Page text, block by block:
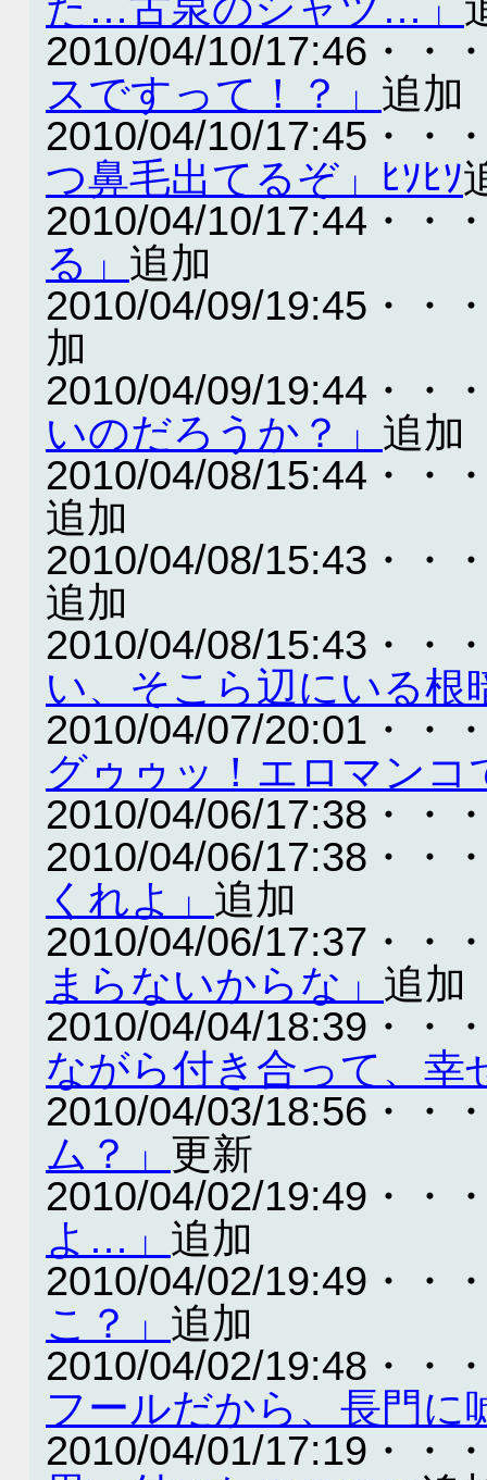
2010/04/10/17:46・・
スですって！？」 追加
2010/04/10/17:45・・
つ鼻毛出てるぞ」ﾋｿﾋｿ
2010/04/10/17:44・・
る」 追加
2010/04/09/19:45・・
加
2010/04/09/19:44・・
いのだろうか？」 追加
2010/04/08/15:44・・
追加
2010/04/08/15:43・・
追加
2010/04/08/15:43・・
い、そこら辺にいる根
2010/04/07/20:01・・
グゥゥッ！エロマン
2010/04/06/17:38・・
2010/04/06/17:38・・
くれよ」 追加
2010/04/06/17:37・・
まらないからな」 追加
2010/04/04/18:39・・
ながら付き合って、
2010/04/03/18:56・・
ム？」 更新
2010/04/02/19:49・・
よ…」 追加
2010/04/02/19:49・・
こ？」 追加
2010/04/02/19:48・・
フールだから、長門に
2010/04/01/17:19・・